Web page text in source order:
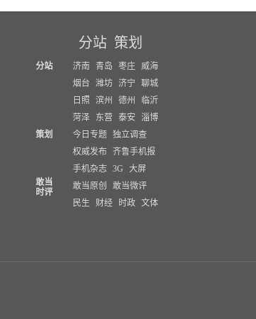
分站 策划
分站 济南 青岛 枣庄 威海
烟台
潍坊 济宁
聊城
日照
滨州 德州
临沂
菏泽
东营 泰安
淄博
策划
今日专题
独立调查
权威发布
齐鲁手机报
手机杂志 3G
大屏
敢当
时评
敢当原创
敢当微评
民生
财经 时政 文体